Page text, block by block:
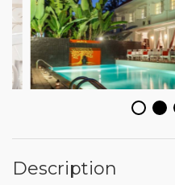
Description